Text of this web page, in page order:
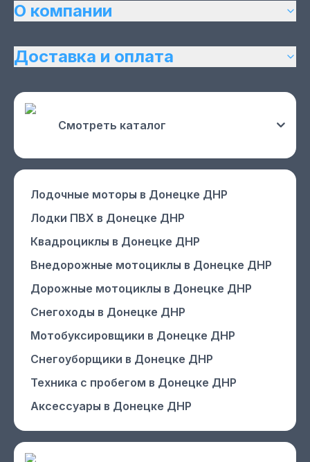
О компании
Доставка и оплата
Смотреть каталог
Лодочные моторы в Донецке ДНР
Лодки ПВХ в Донецке ДНР
Квадроциклы в Донецке ДНР
Внедорожные мотоциклы в Донецке ДНР
Дорожные мотоциклы в Донецке ДНР
Снегоходы в Донецке ДНР
Мотобуксировщики в Донецке ДНР
Снегоуборщики в Донецке ДНР
Техника с пробегом в Донецке ДНР
Аксессуары в Донецке ДНР